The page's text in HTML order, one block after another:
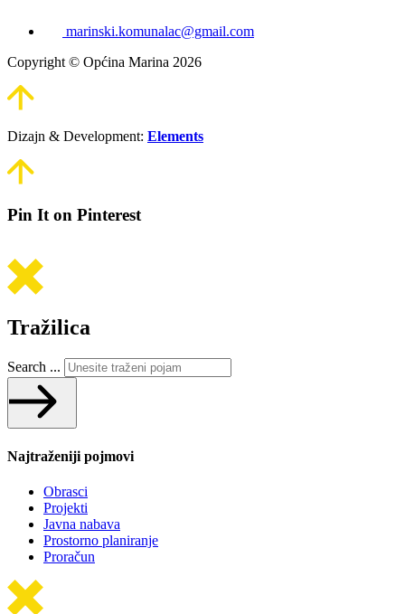
marinski.komunalac@gmail.com
Copyright © Općina Marina 2026
Dizajn & Development: Elements
Pin It on Pinterest
Tražilica
Search ...
Najtraženiji pojmovi
Obrasci
Projekti
Javna nabava
Prostorno planiranje
Proračun